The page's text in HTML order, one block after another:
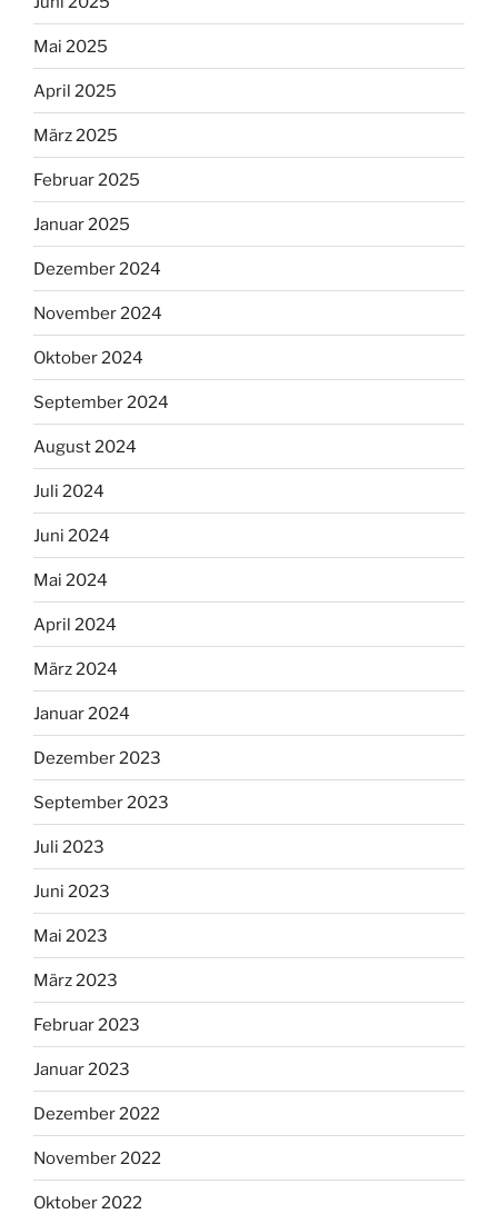
Mai 2025
April 2025
März 2025
Februar 2025
Januar 2025
Dezember 2024
November 2024
Oktober 2024
September 2024
August 2024
Juli 2024
Juni 2024
Mai 2024
April 2024
März 2024
Januar 2024
Dezember 2023
September 2023
Juli 2023
Juni 2023
Mai 2023
März 2023
Februar 2023
Januar 2023
Dezember 2022
November 2022
Oktober 2022